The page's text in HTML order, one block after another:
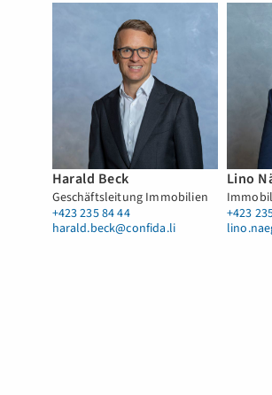
Harald Beck
Geschäftsleitung Immobilien
+423 235 84 44
harald.beck@confida.li
Lino
+423